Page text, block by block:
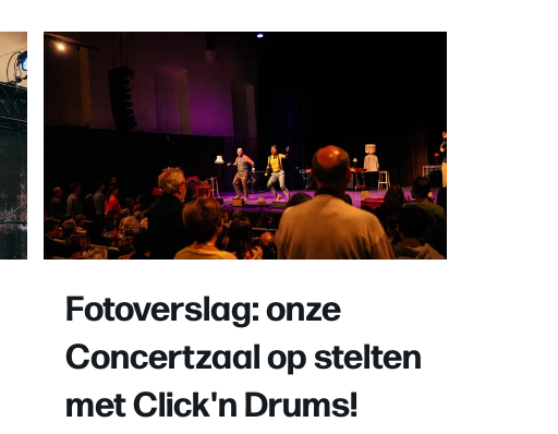
Fotoverslag: onze
Concertzaal op stelten
met Click'n Drums!